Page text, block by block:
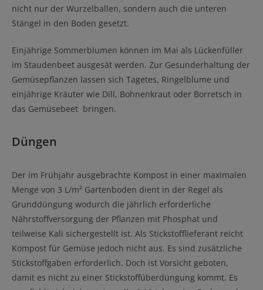
nicht nur der Wurzelballen, sondern auch die unteren
Stängel in den Boden gesetzt.
Einjährige Sommerblumen können im Mai als Lückenfüller
im Staudenbeet ausgesät werden. Zur Gesunderhaltung der
Gemüsepflanzen lassen sich Tagetes, Ringelblume und
einjährige Kräuter wie Dill, Bohnenkraut oder Borretsch in
das Gemüsebeet bringen.
Düngen
Der im Frühjahr ausgebrachte Kompost in einer maximalen
Menge von 3 L/m² Gartenboden dient in der Regel als
Grunddüngung wodurch die jährlich erforderliche
Nährstoffversorgung der Pflanzen mit Phosphat und
teilweise Kali sichergestellt ist. Als Stickstofflieferant reicht
Kompost für Gemüse jedoch nicht aus. Es sind zusätzliche
Stickstoffgaben erforderlich. Doch ist Vorsicht geboten,
damit es nicht zu einer Stickstoffüberdüngung kommt. Es